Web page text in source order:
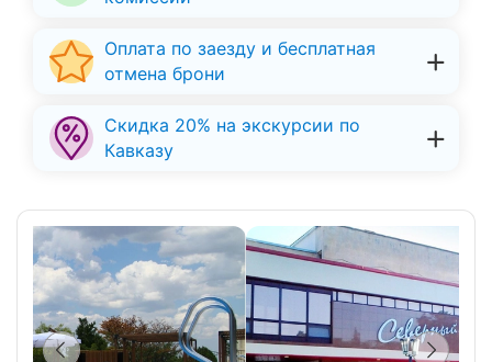
Оплата по заезду и бесплатная
отмена брони
Скидка 20% на экскурсии по
Кавказу